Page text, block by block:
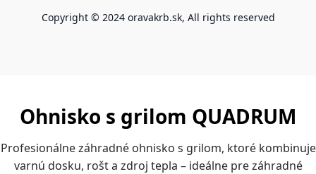
Copyright © 2024 oravakrb.sk, All rights reserved
Ohnisko s grilom QUADRUM
Profesionálne záhradné ohnisko s grilom, ktoré kombinuje
varnú dosku, rošt a zdroj tepla – ideálne pre záhradné